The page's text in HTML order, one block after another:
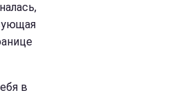
в